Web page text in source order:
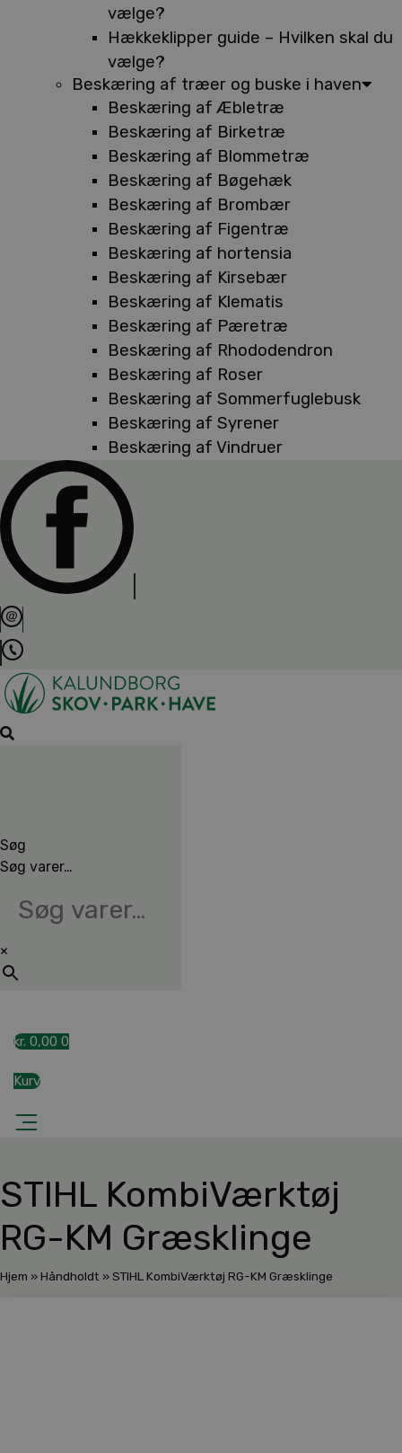
vælge?
Hækkeklipper guide – Hvilken skal du
vælge?
Beskæring af træer og buske i haven
Beskæring af Æbletræ
Beskæring af Birketræ
Beskæring af Blommetræ
Beskæring af Bøgehæk
Beskæring af Brombær
Beskæring af Figentræ
Beskæring af hortensia
Beskæring af Kirsebær
Beskæring af Klematis
Beskæring af Pæretræ
Beskæring af Rhododendron
Beskæring af Roser
Beskæring af Sommerfuglebusk
Beskæring af Syrener
Beskæring af Vindruer
Søg
Søg varer…
×
kr. 0,00 0
Kurv
STIHL KombiVærktøj
RG-KM Græsklinge
Hjem »Håndholdt »STIHL KombiVærktøj RG-KM Græsklinge